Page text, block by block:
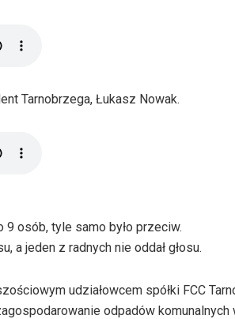
Tarnobrzega, Łukasz Nowak.
9 osób, tyle samo było przeciw.
a jeden z radnych nie oddał głosu.
udziałowcem spółki FCC
odpadów